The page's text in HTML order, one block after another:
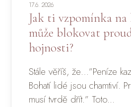
17.6. 2026
Jak ti vzpomínka
může blokovat
hojnosti?
Stále věříš, že…”Peníze
Bohatí lidé jsou chamtiví.
musí tvrdě dřít.” Toto...